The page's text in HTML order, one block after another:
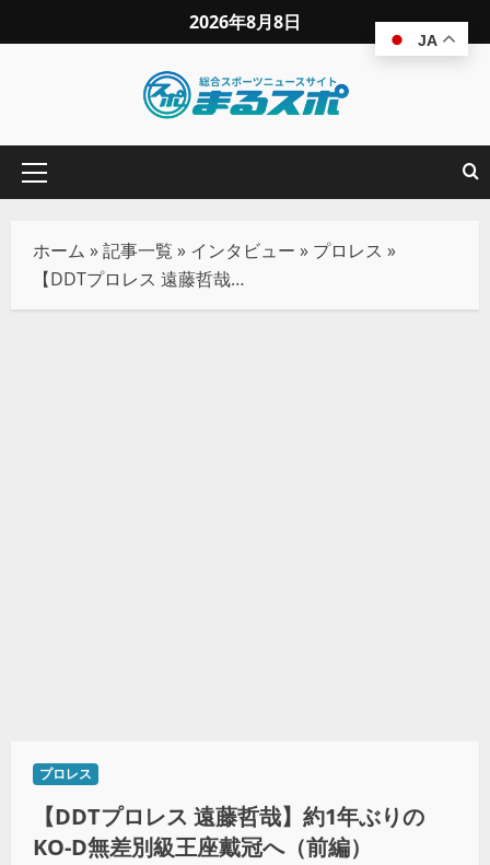
2026年8月8日
ホーム »記事一覧 » インタビュー » プロレス »
【DDTプロレス 遠藤哲哉】約1年ぶりのKO-D無差別級王座戴冠へ（前編）
プロレス
【DDTプロレス 遠藤哲哉】約1年ぶりの
KO-D無差別級王座戴冠へ（前編）
JA